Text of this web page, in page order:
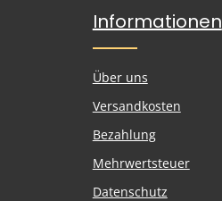
Informationen
Über uns
Versandkosten
Bezahlung
Mehrwertsteuer
Datenschutz